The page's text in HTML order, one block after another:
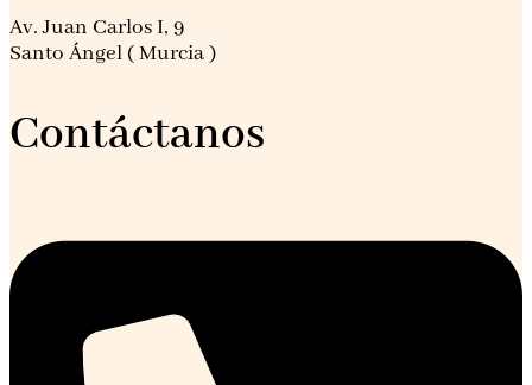
Av. Juan Carlos I, 9
Santo Ángel ( Murcia )
Contáctanos